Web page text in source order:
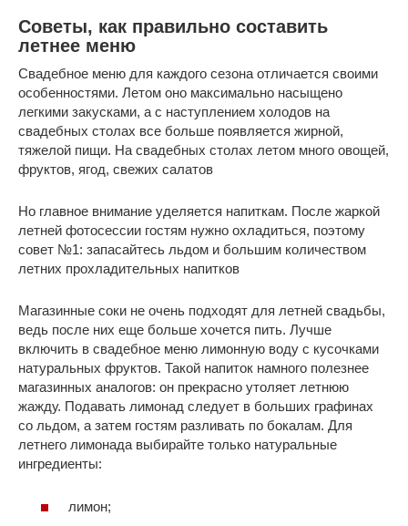
Советы, как правильно составить
летнее меню
Свадебное меню для каждого сезона отличается своими
особенностями. Летом оно максимально насыщено
легкими закусками, а с наступлением холодов на
свадебных столах все больше появляется жирной,
тяжелой пищи. На свадебных столах летом много овощей,
фруктов, ягод, свежих салатов
Но главное внимание уделяется напиткам. После жаркой
летней фотосессии гостям нужно охладиться, поэтому
совет №1: запасайтесь льдом и большим количеством
летних прохладительных напитков
Магазинные соки не очень подходят для летней свадьбы,
ведь после них еще больше хочется пить. Лучше
включить в свадебное меню лимонную воду с кусочками
натуральных фруктов. Такой напиток намного полезнее
магазинных аналогов: он прекрасно утоляет летнюю
жажду. Подавать лимонад следует в больших графинах
со льдом, а затем гостям разливать по бокалам. Для
летнего лимонада выбирайте только натуральные
ингредиенты:
лимон;